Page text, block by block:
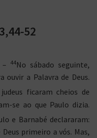
52
44No sábado seguinte,
ouvir a Palavra de Deus.
ficaram cheios de
se ao que Paulo dizia.
e Barnabé declararam:
primeiro a vós. Mas,